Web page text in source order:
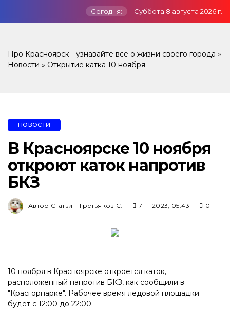
Сегодня: Суббота 8 августа 2026 г.
Про Красноярск - узнавайте всё о жизни своего города »
Новости » Открытие катка 10 ноября
НОВОСТИ
В Красноярске 10 ноября
откроют каток напротив
БКЗ
Автор Статьи - Третьяков С. 7-11-2023, 05:43 0
10 ноября в Красноярске откроется каток,
расположенный напротив БКЗ, как сообщили в
"Красгорпарке". Рабочее время ледовой площадки
будет с 12:00 до 22:00.